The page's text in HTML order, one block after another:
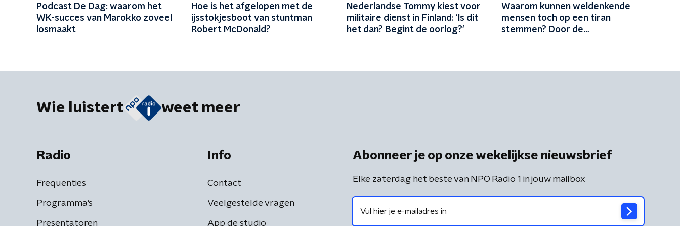
Podcast De Dag: waarom het
WK-succes van Marokko zoveel
losmaakt
Hoe is het afgelopen met de
ijsstokjesboot van stuntman
Robert McDonald?
Nederlandse Tommy kiest voor
militaire dienst in Finland: 'Is dit
het dan? Begint de oorlog?'
Waarom kunnen weldenkende
mensen toch op een tiran
stemmen? Door de
Wie luistert weet meer
Radio
Frequenties
Programma's
Presentatoren
Info
Contact
Veelgestelde vragen
App de studio
Abonneer je op onze wekelijkse nieuwsbrief
Elke zaterdag het beste van NPO Radio 1 in jouw mailbox